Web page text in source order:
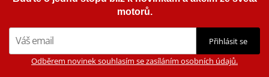
motorů.
Přihlásit se
Odběrem novinek souhlasím se zasíláním osobních údajů.